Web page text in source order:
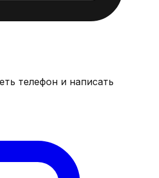
телефон и написать